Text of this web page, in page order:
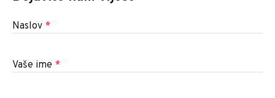
Naslov *
Vaše ime *